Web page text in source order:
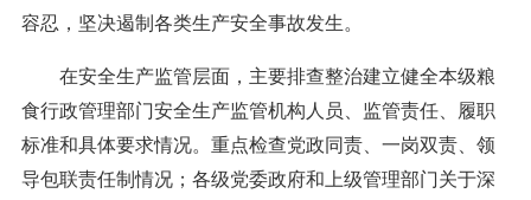
容忍，坚决遏制各类生产安全事故发生。
在安全生产监管层面，主要排查整治建立健全本级粮
食行政管理部门安全生产监管机构人员、监管责任、履职
标准和具体要求情况。重点检查党政同责、一岗双责、领
导包联责任制情况；各级党委政府和上级管理部门关于深